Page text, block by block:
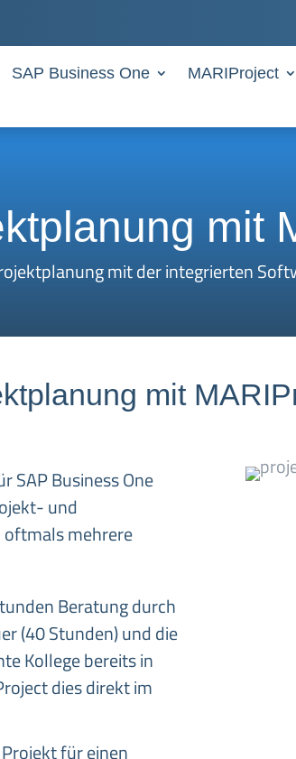
SAP Business One MARIProject
mit
mit der integrierten
mit
SAP Business One
und
mehrere
Beratung durch
(40 Stunden) und die
Kollege bereits in
dies direkt im
für einen